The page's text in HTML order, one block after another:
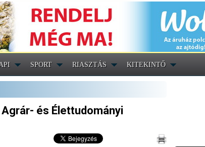
SPORT RIASZTÁS KITEKINTŐ
és Élettudományi